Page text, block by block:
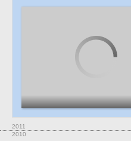
2011
2010